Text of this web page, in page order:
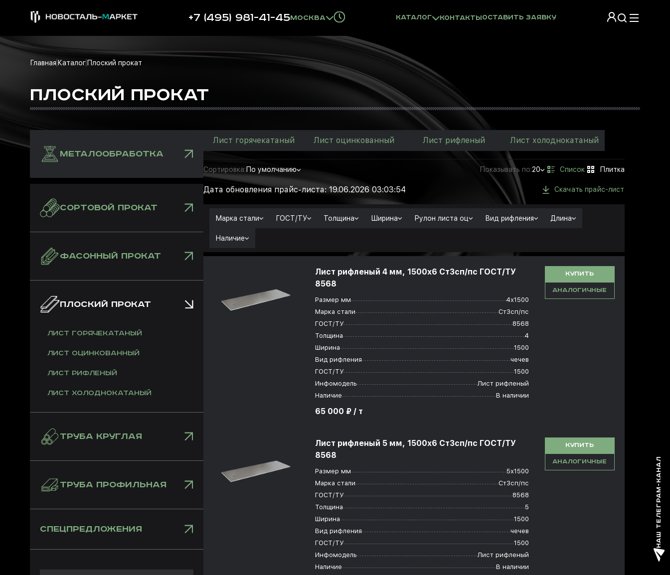
НАШ ТЕЛЕГРАМ-КАНАЛ
+7 (495) 981-41-45Москва Каталог КонтактыОставить заявку
Главная Каталог Плоский прокат
ПЛОСКИЙ ПРОКАТ
МЕТАЛООБРАБОТКА
СОРТОВОЙ ПРОКАТ
ФАСОННЫЙ ПРОКАТ
ПЛОСКИЙ ПРОКАТ
Лист горячекатаный
Лист оцинкованный
Лист рифленый
Лист холоднокатаный
ТРУБА КРУГЛАЯ
ТРУБА ПРОФИЛЬНАЯ
СПЕЦПРЕДЛОЖЕНИЯ
Лист горячекатаный Лист оцинкованный Лист рифленый Лист холоднокатаный
Сортировка: По умолчанию Показывать по:20
Дата обновления прайс-листа: 19.06.2026 03:03:54 Скачать прайс-лист
Марка стали ГОСТ/ТУ Толщина Ширина Рулон листа оц Вид рифления Длина
Наличие
Лист рифленый 4 мм, 1500x6 Ст3сп/пс ГОСТ/ТУ
8568
Размер мм
4х1500
Марка стали
Ст3сп/пс
ГОСТ/ТУ
8568
Толщина
4
Ширина
1500
Вид рифления
чечев
ГОСТ/ТУ
1500
Инфомодель
Лист рифленый
Наличие
В наличии
65 000 ₽ / т
КУПИТЬ
АНАЛОГИЧНЫЕ
Лист рифленый 5 мм, 1500x6 Ст3сп/пс ГОСТ/ТУ
8568
Размер мм
5х1500
Марка стали
Ст3сп/пс
ГОСТ/ТУ
8568
Толщина
5
Ширина
1500
Вид рифления
чечев
ГОСТ/ТУ
1500
Инфомодель
Лист рифленый
Наличие
В наличии
КУПИТЬ
АНАЛОГИЧНЫЕ